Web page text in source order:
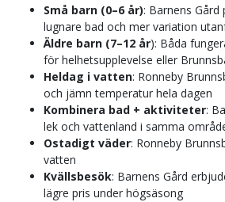
Små barn (0–6 år): Barnens
lugnare bad och mer variation
Äldre barn (7–12 år): Båda
för helhetsupplevelse eller
Heldag i vatten: Ronneby
och jämn temperatur hela dagen
Kombinera bad + aktiviteter:
lek och vattenland i samma
Ostadigt väder: Ronneby
vatten
Kvällsbesök: Barnens Gård
lägre pris under högsäsong